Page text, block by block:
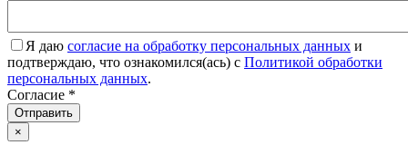
Я даю согласие на обработку персональных данных и
подтверждаю, что ознакомился(ась) с Политикой обработки
персональных данных.
Согласие *
Отправить
×